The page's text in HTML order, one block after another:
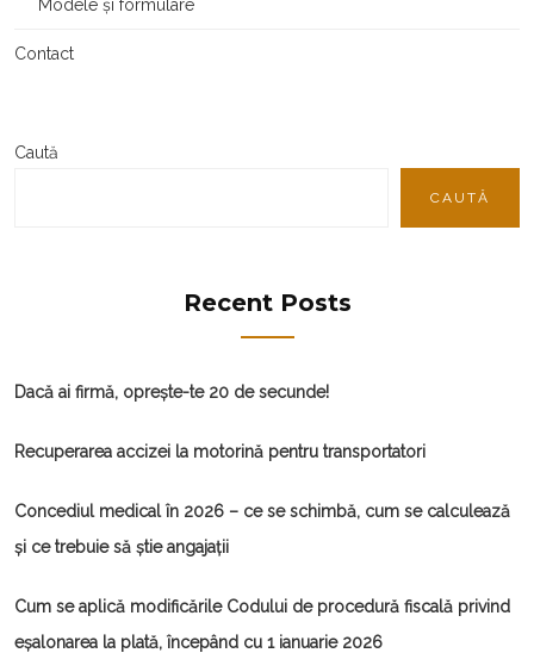
Modele și formulare
Contact
Caută
CAUTĂ
Recent Posts
Dacă ai firmă, oprește-te 20 de secunde!
Recuperarea accizei la motorină pentru transportatori
Concediul medical în 2026 – ce se schimbă, cum se calculează
și ce trebuie să știe angajații
Cum se aplică modificările Codului de procedură fiscală privind
eșalonarea la plată, începând cu 1 ianuarie 2026